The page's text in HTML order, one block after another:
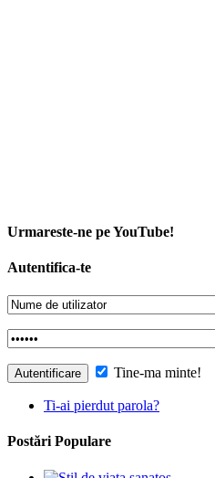
Urmareste-ne pe YouTube!
Autentifica-te
Tine-ma minte!
Ti-ai pierdut parola?
Postări Populare